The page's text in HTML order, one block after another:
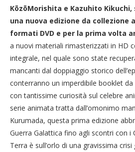
KōzōMorishita e Kazuhito
una nuova edizione da
formati DVD e per la prima volta
a nuovi materiali rimasterizzati in HD
integrale, nel quale sono state
mancanti dal doppiaggio storico
conterranno un imperdibile booklet da
con tantissime curiosità sul celebre
serie animata tratta dall’omonimo
Kurumada, questa prima edizione
Guerra Galattica fino agli scontri con i
Terra è sull’orlo di una gravissima